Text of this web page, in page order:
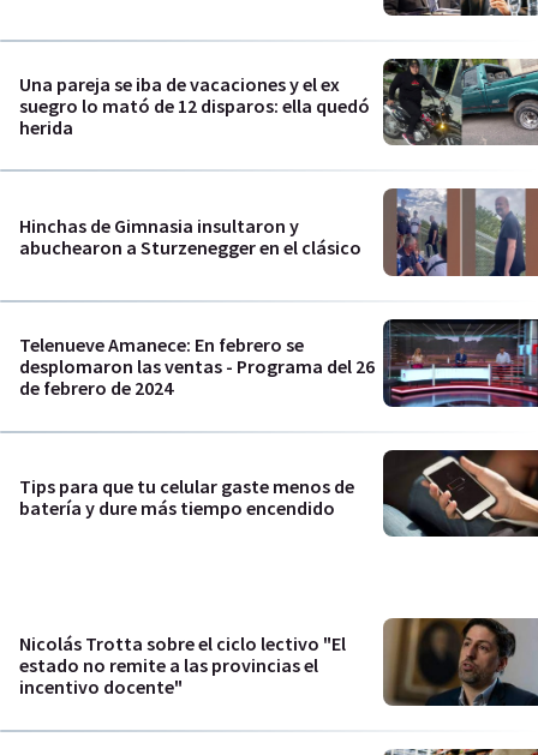
Una pareja se iba de vacaciones y el ex
suegro lo mató de 12 disparos: ella quedó
herida
Hinchas de Gimnasia insultaron y
abuchearon a Sturzenegger en el clásico
Telenueve Amanece: En febrero se
desplomaron las ventas - Programa del 26
de febrero de 2024
Tips para que tu celular gaste menos de
batería y dure más tiempo encendido
Nicolás Trotta sobre el ciclo lectivo "El
estado no remite a las provincias el
incentivo docente"